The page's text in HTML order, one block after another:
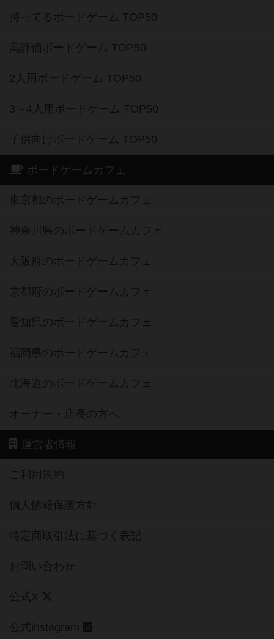
持ってるボードゲーム TOP50
高評価ボードゲーム TOP50
2人用ボードゲーム TOP50
3～4人用ボードゲーム TOP50
子供向けボードゲーム TOP50
ボードゲームカフェ
東京都のボードゲームカフェ
神奈川県のボードゲームカフェ
大阪府のボードゲームカフェ
京都府のボードゲームカフェ
愛知県のボードゲームカフェ
福岡県のボードゲームカフェ
北海道のボードゲームカフェ
オーナー・店長の方へ
運営者情報
ご利用規約
個人情報保護方針
特定商取引法に基づく表記
お問い合わせ
公式X
公式instagram